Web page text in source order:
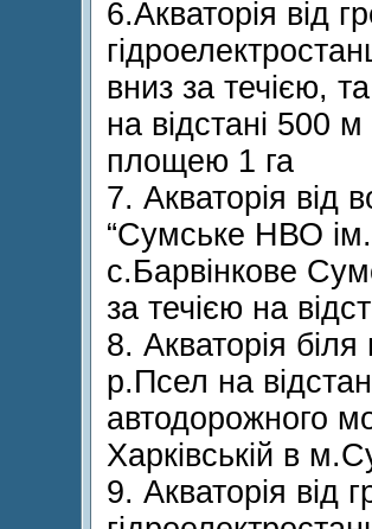
6.Акваторія від
вниз за течією,
на відстані 500
площею 1 га
7. Акваторія від
“Сумське НВО
с.Барвінкове
за течією на
8. Акваторія
р.Псел на
автодорожного
Харківській в
9. Акваторія від